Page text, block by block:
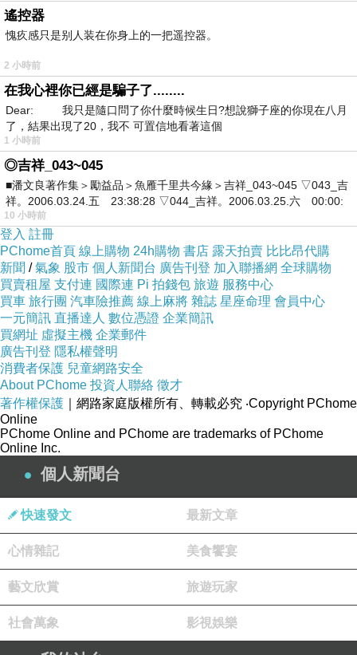
這樣嘍！
[21:34:27] A-BOO說：我知道呀……我也是要打許
多字……你懂了嗎？
[21:35:27] 阿文說：好了！那就別說了，等十點，
等妳再說吧！
[21:35:43] A-BOO說：嗯嗯！多謝囉！
[22:14:52] 阿文說：哦！十點多了喲！
[22:16:11] A-BOO說：你打完啦
[22:16:20] 阿文說：打不完的啦！
[22:17:05] 阿文說：我在輸入、整理，一些對聯，
工程浩大。
[22:17:53] A-BOO說：我也喜歡寫東西耶！
[22:21:38] 阿文說：妳的英文，很好吼！
可以請妳幫一下忙，翻譯一下，下面的話嗎？
抱歉！本人的英文很破！
外國朋友，如果不會講中文的話，就請別
試啦！
感謝！
我要貼到「個人資料」上去，免得有很多外國
朋友，來打來找我！
[22:22:06] A-BOO說：ＯＫ！ＯＫ！
我幫你打好，再告訴你，不過‥我英文很爛，
我試試！
Sorry！My English is very poor……
don't call me!
Thanks!
[22:24:44] 阿文說：謝啦！
[22:24:46] A-BOO說：不要客氣啦！把它貼到簡介
遙控器
愧疚感只是别人装在你身上的一把遥控器。
2 小時前
在我心裡你已經是騙子了........
Dear: 我只是隨口問了你什麼時候生日?想說獅子座的你現在八月
了，結果出現了20，我不 可置信地看著這個
1 小時前
◎吉祥_043~045
■潘文良著作集＞勵益品＞魚雁千里共今緣＞吉祥_043~045 ▽043_吉
祥。2006.03.24.五 23:38:28 ▽044_吉祥。2006.03.25.六 00:00:
10 小時前
登入 註冊
PChome首頁 線上購物 24h購物 書店 露天拍賣 比比昂代購
新聞 /氣象 股市 個人新聞台 廣告刊登 加入聯播網 全球購物
買賣租屋 支付連 國際連 Pi 拍錢包 旅遊 服務中心
買車 旅行團 汽車險推薦 線上麻將 雜誌 星座命理 會員中心
一元簡訊 直播達人 數位憑證 企業簡訊
買網址 虛擬主機 企業郵件
廣告刊登 隱私權聲明
消費者保護 兒童網路安全
About PChome 投資人聯絡 徵才
著作權保護 ｜網路家庭版權所有、轉載必究 ‧Copyright PChome
Online
PChome Online and PChome are trademarks of PChome
Online Inc.
個人新聞台
快速發文 最新文章
心情雜記 美食饗宴
藝文欣賞 旅遊玩家
社會萬象 影視娛樂